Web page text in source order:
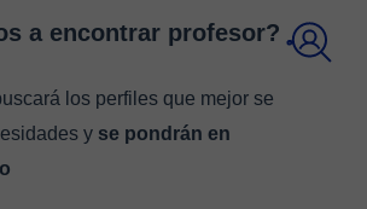
a encontrar profesor?
los perfiles que mejor se
y se pondrán en